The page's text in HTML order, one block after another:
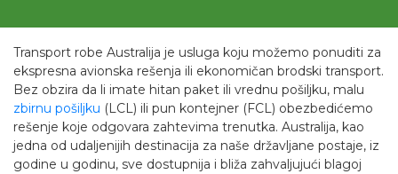
Transport robe Australija je usluga koju možemo ponuditi za
ekspresna avionska rešenja ili ekonomičan brodski transport.
Bez obzira da li imate hitan paket ili vrednu pošiljku, malu
zbirnu pošiljku (LCL) ili pun kontejner (FCL) obezbedićemo
rešenje koje odgovara zahtevima trenutka. Australija, kao
jedna od udaljenijih destinacija za naše državljane postaje, iz
godine u godinu, sve dostupnija i bliža zahvaljujući blagoj